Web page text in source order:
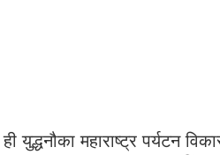
ही युद्धनौका महाराष्ट्र पर्यटन